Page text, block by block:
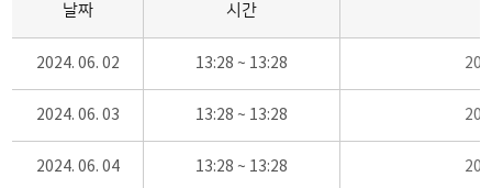
날짜 시간
2024. 06. 02 13:28 ~ 13:28
2024. 06. 03 13:28 ~ 13:28
2024. 06. 04 13:28 ~ 13:28